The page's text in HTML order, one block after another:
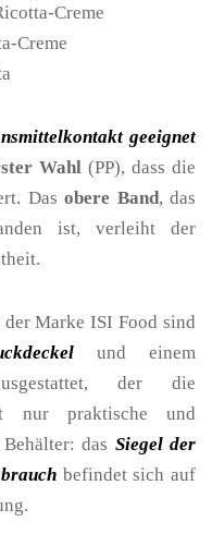
Creme
Creme
geeignet
Wahl (PP), dass die
Dasobere Band, das
ist, verleiht der
der Marke ISI Food sind
und einem
der die
nur praktische und
das Siegel der
befindet sich auf